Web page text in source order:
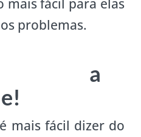
mais fácil para elas
problemas.
a
mais fácil dizer do